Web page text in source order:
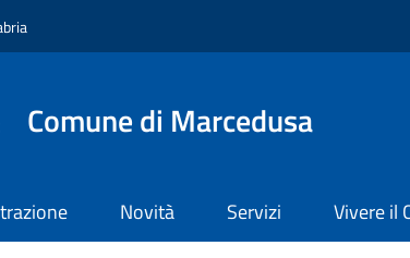
Comune di Marcedusa
Novità Servizi Vivere il